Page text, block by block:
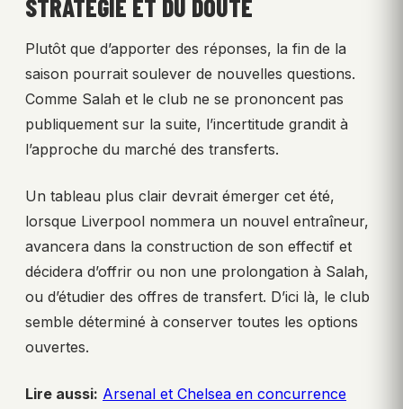
STRATÉGIE ET DU DOUTE
Plutôt que d’apporter des réponses, la fin de la
saison pourrait soulever de nouvelles questions.
Comme Salah et le club ne se prononcent pas
publiquement sur la suite, l’incertitude grandit à
l’approche du marché des transferts.
Un tableau plus clair devrait émerger cet été,
lorsque Liverpool nommera un nouvel entraîneur,
avancera dans la construction de son effectif et
décidera d’offrir ou non une prolongation à Salah,
ou d’étudier des offres de transfert. D’ici là, le club
semble déterminé à conserver toutes les options
ouvertes.
Lire aussi: Arsenal et Chelsea en concurrence